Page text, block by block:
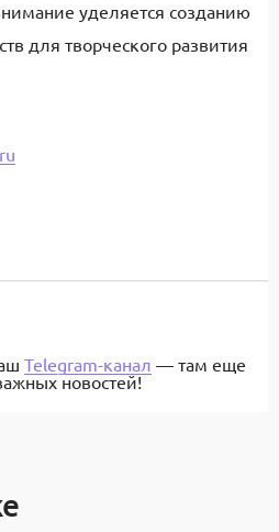
уделяется созданию
для творческого развития
Telegram-канал — там еще
новостей!